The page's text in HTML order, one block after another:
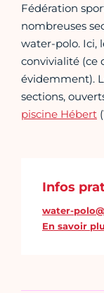
Fédération
nombreuses
water-polo. Ici,
convivialité (ce
évidemment).
sections,
piscine Hébert
Infos
water-
En savoir